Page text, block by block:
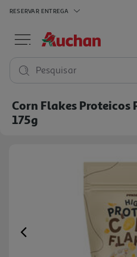
RESERVAR ENTREGA
Pesquisar
Corn Flakes Proteicos
175g
Previous